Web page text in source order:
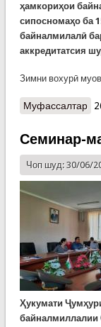
ҳамкориҳои
сипосномаҳо ба
байналмилалӣ
аккредитатсия
Зимни вохурӣ
Муфассалтаро
Семинар-
Чоп шуд: 30/06/
Ҳукумати
байналмиллалии